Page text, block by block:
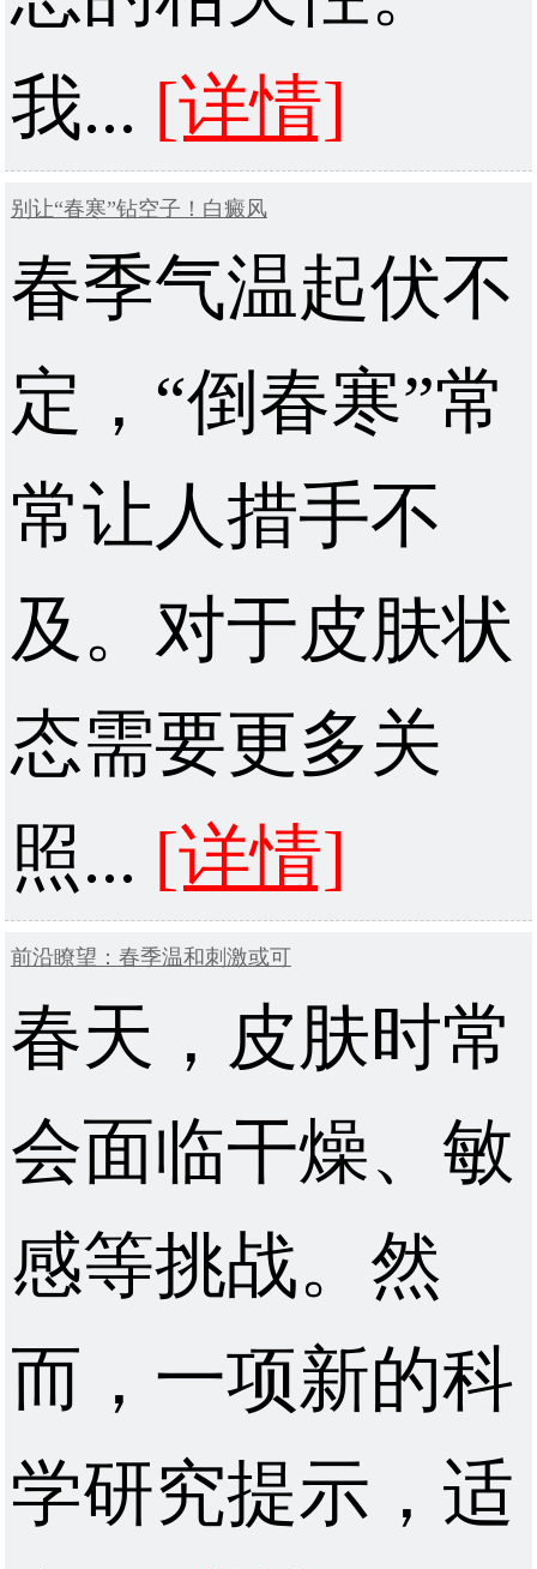
我... [详情]
别让“春寒”钻空子！白癜风
春季气温起伏不
定，“倒春寒”常
常让人措手不
及。对于皮肤状
态需要更多关
照... [详情]
前沿瞭望：春季温和刺激或可
春天，皮肤时常
会面临干燥、敏
感等挑战。然
而，一项新的科
学研究提示，适